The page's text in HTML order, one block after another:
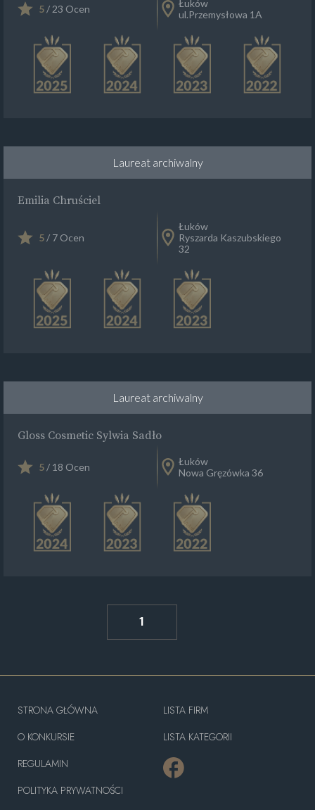
5/ 23 Ocen
Łuków
ul.Przemysłowa 1A
Laureat archiwalny
Emilia Chruściel
5/ 7 Ocen
Łuków
Ryszarda Kaszubskiego
32
Laureat archiwalny
Gloss Cosmetic Sylwia Sadło
5/ 18 Ocen
Łuków
Nowa Gręzówka 36
1
STRONA GŁÓWNA
O KONKURSIE
REGULAMIN
POLITYKA PRYWATNOŚCI
LISTA FIRM
LISTA KATEGORII